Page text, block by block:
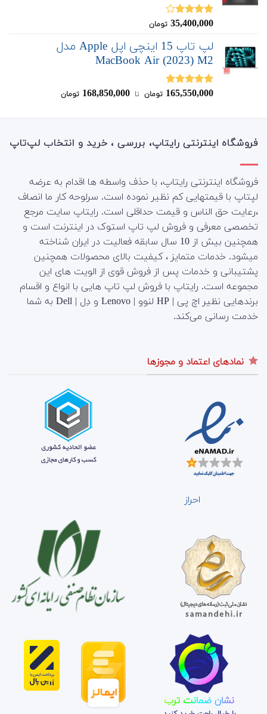
نمره
35,400,000 تومان
لپ تاپ 15 اینچی اپل Apple مدل
MacBook Air (2023) M2
نمره5.00
165,550,000 تومان ‌ تا ‌ 168,850,000 تومان
فروشگاه اینترنتی رایتاپ، بررسی ، خرید و انتخاب لپ‌تاپ
فروشگاه اینترنتی رایتاپ، با حذف واسطه ها اقدام به عرضه
لپتاپ با قیمتهایی کم نظیر نموده است. سرلوحه کار ما انصاف
،رعایت حق الناس و قیمت حداقلی است. رایتاپ سایت مرجع
تخصصی معرفی و فروش لپ تاپ استوک در اینترنت است و
همچنین بیش از 10 سال سابقه فعالیت در ایران شناخته
میشود. خدمات متمایز ، کیفیت بالای محصولات همچنین
پشتیبانی و خدمات پس از فروش قوی از الویت های این
مجموعه است. رایتاپ با فروش لپ تاپ هایی با انواع و اقسام
برندهایی نظیر اچ پی | HP لنوو | Lenovo و دِل | Dell به شما
خدمت رسانی می‌کند.
نمادهای اعتماد و مجوزها
احراز
نشان ضمانت ترب